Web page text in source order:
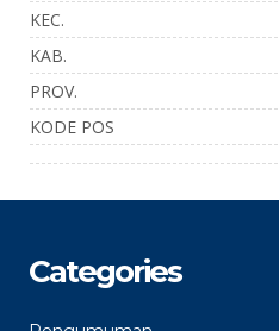
KEC.
KAB.
PROV.
KODE POS
Categories